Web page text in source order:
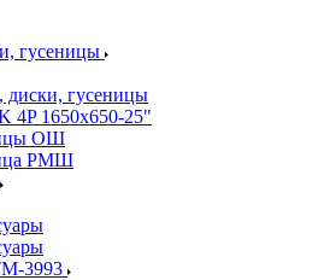
гусеницы
гусеницы
4P 1650х650-25"
ОШ
РМШ
3993